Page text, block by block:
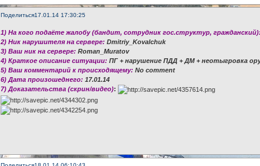
Поделиться17.01.14 17:30:25
1) На кого подаёте жалобу (бандит, сотрудник гос.структур,
2) Ник нарушителя на сервере: Dmitriy_Kovalchuk
3) Ваш ник на сервере: Roman_Muratov
4) Краткое описание ситуации: ПГ + нарушение ПДД + ДМ + неотыгровка
5) Ваш комментарий к происходящему: No comment
6) Дата произошеднего: 17.01.14
7) Доказательства (скрин/видео):